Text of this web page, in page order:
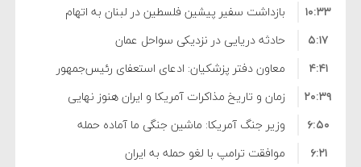
بازداشت سفیر پیشین فلسطین در لبنان به اتهام
فساد و اختلاس اموال
۱۰:۳۳
حادثه دریایی در نزدیکی سواحل عمان
۵:۱۷
معاون دفتر پزشکیان: ادعای استعفای رئیس‌جمهور
واهی و کذب محض است
۴:۴۱
زمان و تاریخ مذاکرات آمریکا و ایران هنوز نهایی
نشده است
۲۰:۳۹
وزیر جنگ آمریکا: ماشین جنگی ما آماده حمله
نظامی علیه ایران است
۶:۵۰
موافقت ترامپ با لغو حمله به ایران
۶:۲۱